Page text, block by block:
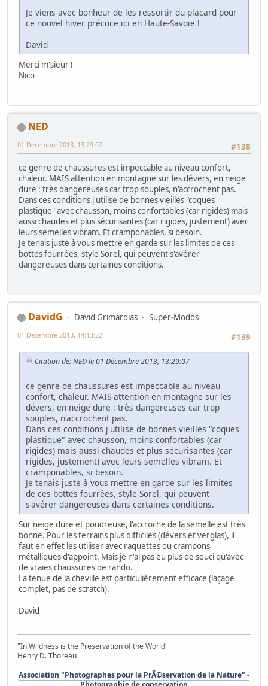
Je viens avec bonheur de les ressortir du placard pour
ce nouvel hiver précoce ici en Haute-Savoie !
David
Merci m'sieur !
Nico
NED
#138
01 Décembre 2013, 13:29:07
ce genre de chaussures est impeccable au niveau confort,
chaleur. MAIS attention en montagne sur les dévers, en neige
dure : très dangereuses car trop souples, n'accrochent pas.
Dans ces conditions j'utilise de bonnes vieilles "coques
plastique" avec chausson, moins confortables (car rigides) mais
aussi chaudes et plus sécurisantes (car rigides, justement) avec
leurs semelles vibram. Et cramponables, si besoin.
Je tenais juste à vous mettre en garde sur les limites de ces
bottes fourrées, style Sorel, qui peuvent s'avérer
dangereuses dans certaines conditions.
DavidG David Grimardias
Super-Modos
#139
01 Décembre 2013, 14:13:22
Citation de: NED le 01 Décembre 2013, 13:29:07
ce genre de chaussures est impeccable au niveau
confort, chaleur. MAIS attention en montagne sur les
dévers, en neige dure : très dangereuses car trop
souples, n'accrochent pas.
Dans ces conditions j'utilise de bonnes vieilles "coques
plastique" avec chausson, moins confortables (car
rigides) mais aussi chaudes et plus sécurisantes (car
rigides, justement) avec leurs semelles vibram. Et
cramponables, si besoin.
Je tenais juste à vous mettre en garde sur les limites
de ces bottes fourrées, style Sorel, qui peuvent
s'avérer dangereuses dans certaines conditions.
Sur neige dure et poudreuse, l'accroche de la semelle est très
bonne. Pour les terrains plus difficiles (dévers et verglas), il
faut en effet les utiliser avec raquettes ou crampons
métalliques d'appoint. Mais je n'ai pas eu plus de souci qu'avec
de vraies chaussures de rando.
La tenue de la cheville est particulièrement efficace (laçage
complet, pas de scratch).
David
"In Wildness is the Preservation of the World"
Henry D. Thoreau
Association "Photographes pour la PrÃ©servation de la Nature" -